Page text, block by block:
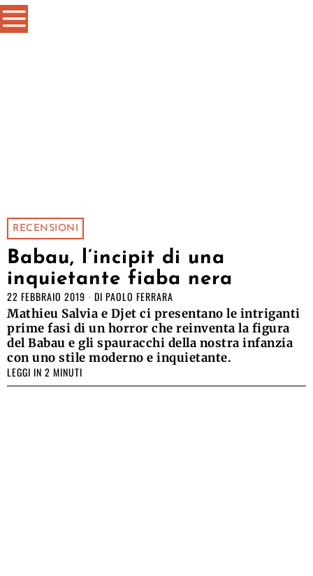
RECENSIONI
Babau, l’incipit di una
inquietante fiaba nera
22 FEBBRAIO 2019 DI PAOLO FERRARA
Mathieu Salvia e Djet ci presentano le intriganti
prime fasi di un horror che reinventa la figura
del Babau e gli spauracchi della nostra infanzia
con uno stile moderno e inquietante.
LEGGI IN 2 MINUTI